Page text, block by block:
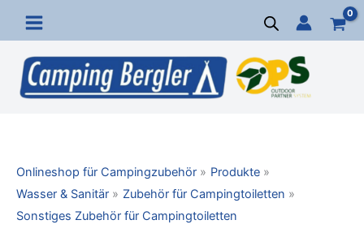
Inhalt
springen
Onlineshop für Campingzubehör
Produkte
Wasser & Sanitär
Zubehör für Campingtoiletten
Sonstiges Zubehör für Campingtoiletten